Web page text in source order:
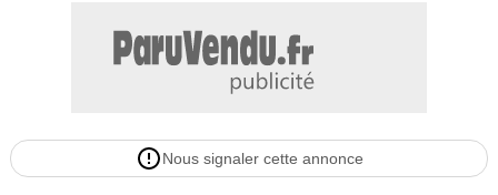
Nous signaler cette annonce